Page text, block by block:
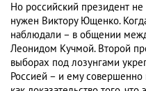
Но российский президент
нужен Виктору Ющенко.
наблюдали – в общении
Леонидом Кучмой. Второй
выборах под лозунгами
Россией – и ему